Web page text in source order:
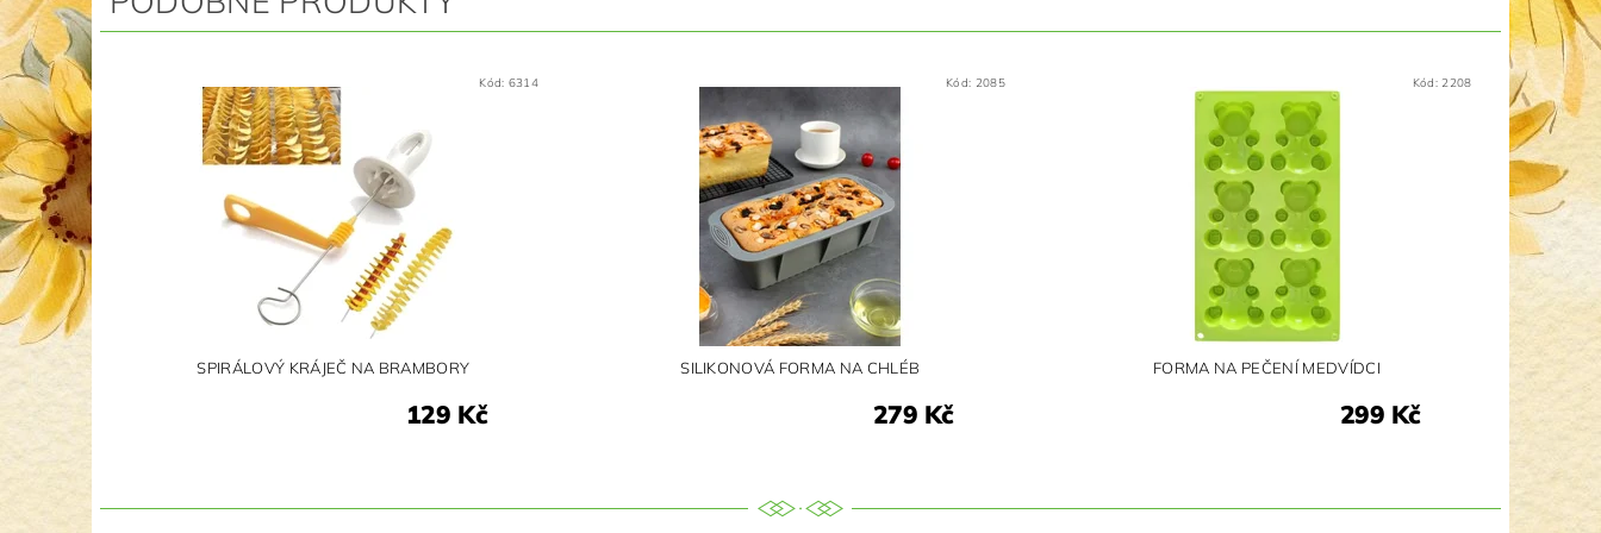
Kód: 6314
SPIRÁLOVÝ KRÁJEČ NA BRAMBORY
129 Kč
Kód: 2085
SILIKONOVÁ FORMA NA CHLÉB
279 Kč
Kód: 2208
FORMA NA PEČENÍ MEDVÍDCI
299 Kč